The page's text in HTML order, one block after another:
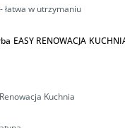
łatwa w utrzymaniu
EASY RENOWACJA
Kuchnia